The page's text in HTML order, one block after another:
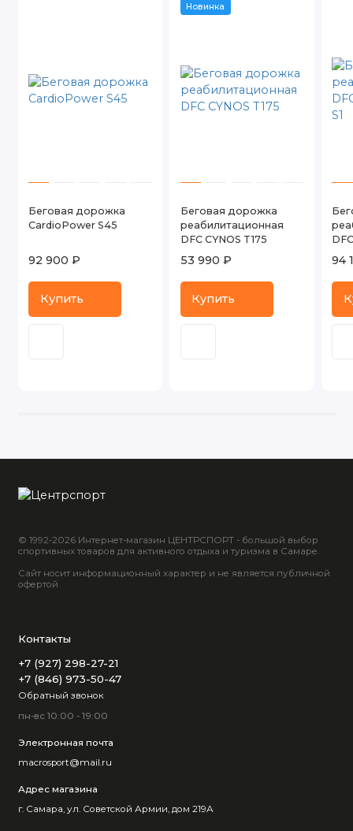
Беговая дорожка
CardioPower S45
92 900 ₽
Купить
Новинка
Беговая дорожка
реабилитационная
DFC CYNOS T175
53 990 ₽
Купить
94
© 1992-2026 Интернет-магазин ЦЕНТРСПОРТ - большой выбор
спортивных товаров для активного отдыха и туризма в Самаре.
Сайт носит информационный характер и не является публичной
офертой
Контакты
+7 (927) 298-27-21
+7 (846) 973-50-47
Обратный звонок
пн-вс 10:00 - 19:00
Электронная почта
macrosport@mail.ru
Адрес магазина
г. Самара, ул. Советской Армии, дом 219А